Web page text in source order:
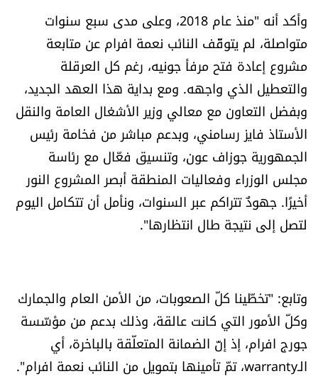
وأكد أنه "منذ عام 2018، وعلى مدى سبع سنوات
متواصلة، لم يتوقّف النائب نعمة افرام عن متابعة
مشروع إعادة فتح مرفأ جونيه، رغم كل العرقلة
والتعطيل الذي واجهه. ومع بداية هذا العهد الجديد،
وبفضل التعاون مع معالي وزير الأشغال العامة والنقل
الأستاذ فايز رسامني، وبدعم مباشر من فخامة رئيس
الجمهورية جوزاف عون، وتنسيق فعّال مع رئاسة
مجلس الوزراء وفعاليات المنطقة أبصر المشروع النور
أخيرًا. جهودٌ تتراكم عبر السنوات، ونأمل أن تتكامل اليوم
لتصل إلى نتيجة طال انتظارها".
وتابع: "تخطّينا كلّ الصعوبات، من الأمن العام والجمارك
وكلّ الأمور التي كانت عالقة، وذلك بدعم من مؤسّسة
جورج افرام، إذ إنّ الضمانة المتعلّقة بالباخرة، أي
الـwarranty، تمّ تأمينها بتمويل من النائب نعمة افرام".